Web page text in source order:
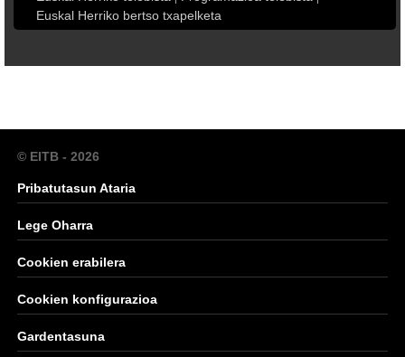
Euskal Herriko bertso txapelketa
© EITB - 2026
Pribatutasun Ataria
Lege Oharra
Cookien erabilera
Cookien konfigurazioa
Gardentasuna